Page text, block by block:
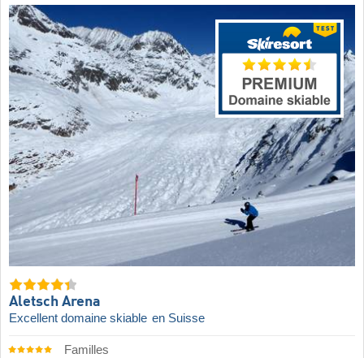
Aletsch Arena
Excellent domaine skiable en Suisse
Familles